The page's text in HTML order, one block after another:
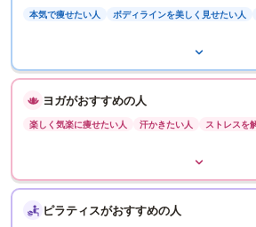
本気で痩せたい人 ボディラインを美しく見せたい人
ヨガがおすすめの人
楽しく気楽に痩せたい人 汗かきたい人 ストレスを
ピラティスがおすすめの人